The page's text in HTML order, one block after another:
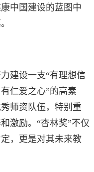
中国建设的蓝图中
建设一支“有理想信
仁爱之心”的高素
师资队伍，特别重
激励。“杏林奖”不仅
，更是对其未来教